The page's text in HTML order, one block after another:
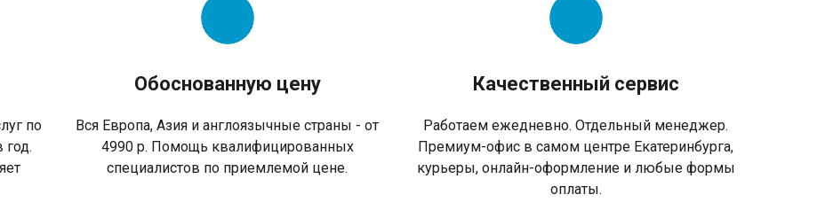
по
Обоснованную цену
Вся Европа, Азия и англоязычные страны - от
4990 р. Помощь квалифицированных
специалистов по приемлемой цене.
Качественный сервис
Работаем ежедневно. Отдельный менеджер.
Премиум-офис в самом центре Екатеринбурга,
курьеры, онлайн-оформление и любые формы
оплаты.